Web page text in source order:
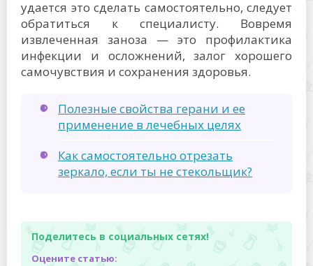
удается это сделать самостоятельно, следует
обратиться к специалисту. Вовремя
извлеченная заноза — это профилактика
инфекции и осложнений, залог хорошего
самочувствия и сохранения здоровья.
Полезные свойства герани и ее
применение в лечебных целях
Как самостоятельно отрезать
зеркало, если ты не стекольщик?
Поделитесь в социальных сетях!
Оцените статью: